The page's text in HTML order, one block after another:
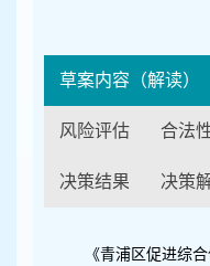
草案内容（解读）
风险评估 合法
决策结果 决策
《青浦区促进综